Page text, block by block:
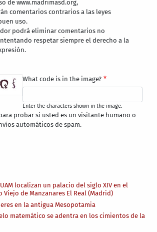
localizan un palacio del siglo XIV en el
de Manzanares El Real (Madrid)
en la antigua Mesopotamia
matemático se adentra en los cimientos de la
de www.madrimasd.org,
comentarios contrarios a las leyes
uso.
podrá eliminar comentarios no
respetar siempre el derecho a la
What code is in the image?
Enter the characters shown in the image.
probar si usted es un visitante humano o
automáticos de spam.